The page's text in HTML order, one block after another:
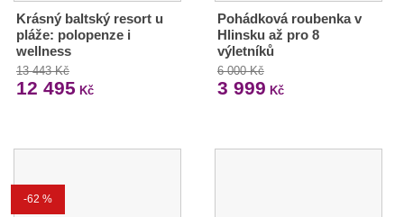
Krásný baltský resort u
pláže: polopenze i
wellness
13 443 Kč
12 495 Kč
Pohádková roubenka v
Hlinsku až pro 8
výletníků
6 000 Kč
3 999 Kč
-62 %